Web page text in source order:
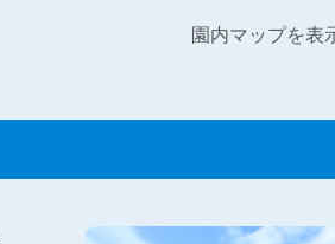
園内マップを表